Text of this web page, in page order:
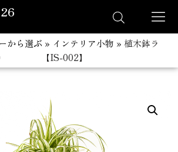
から選ぶ » インテリア小物 » 植木鉢ラ
プ） 【IS-002】